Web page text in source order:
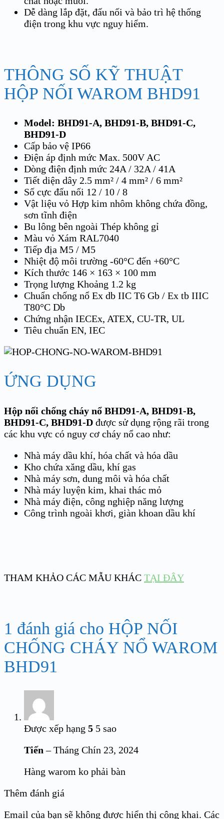
Dễ dàng lắp đặt, đấu nối và bảo trì hệ thống
điện trong khu vực nguy hiểm.
THÔNG SỐ KỸ THUẬT
HỘP NỐI WAROM BHD91
Model: BHD91-A, BHD91-B, BHD91-C,
BHD91-D
Cấp bảo vệ IP66
Điện áp định mức Max. 500V AC
Dòng điện định mức 24A / 32A / 41A
Tiết diện dây 2.5 mm² / 4 mm² / 6 mm²
Số cực đấu nối 12 / 10 / 8
Vật liệu vỏ Hợp kim nhôm không chứa đồng,
sơn tĩnh điện
Bu lông bên ngoài Thép không gỉ
Màu vỏ Xám RAL7040
Tiếp địa M5 / M5
Nhiệt độ môi trường -60°C đến +60°C
Kích thước 146 × 163 × 100 mm
Trọng lượng Khoảng 1.2 kg
Chuẩn chống nổ Ex db IIC T6 Gb / Ex tb IIIC
T80°C Db
Chứng nhận IECEx, ATEX, CU-TR, UL
Tiêu chuẩn EN, IEC
ỨNG DỤNG
Hộp nối chống cháy nổ BHD91-A, BHD91-B,
BHD91-C, BHD91-D được sử dụng rộng rãi trong
các khu vực có nguy cơ cháy nổ cao như:
Nhà máy dầu khí, hóa chất và hóa dầu
Kho chứa xăng dầu, khí gas
Nhà máy sơn, dung môi và hóa chất
Nhà máy luyện kim, khai thác mỏ
Nhà máy điện, công nghiệp năng lượng
Công trình ngoài khơi, giàn khoan dầu khí
THAM KHẢO CÁC MẪU KHÁC TẠI ĐÂY
1 đánh giá cho HỘP NỐI
CHỐNG CHÁY NỔ WAROM
BHD91
Được xếp hạng 5 5 sao
Tiến– Tháng Chín 23, 2024
Hàng warom ko phải bàn
Thêm đánh giá
Email của bạn sẽ không được hiển thị công khai. Các